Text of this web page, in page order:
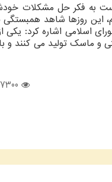
به فكر حل مشكلات
این روزها شاهد
اسلامی اشاره كرد: یكی
و ماسك تولید می كنند و
7300